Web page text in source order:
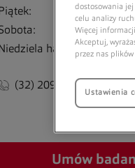
Piątek:
Niedziela handlowa:
09:00
(32) 209 14 78
Umów
dostosowania
celu analizy
Więcej
Akceptuj,
przez nas
Ustawienia